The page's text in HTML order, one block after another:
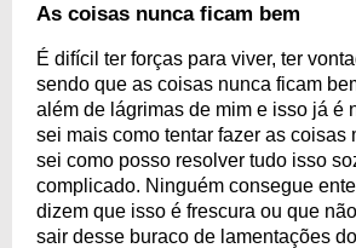
As coisas nunca ficam bem
É difícil ter forças para viver, ter
sendo que as coisas nunca ficam
além de lágrimas de mim e isso já é
sei mais como tentar fazer as coisas
sei como posso resolver tudo isso
complicado. Ninguém consegue
dizem que isso é frescura ou que
sair desse buraco de lamentações